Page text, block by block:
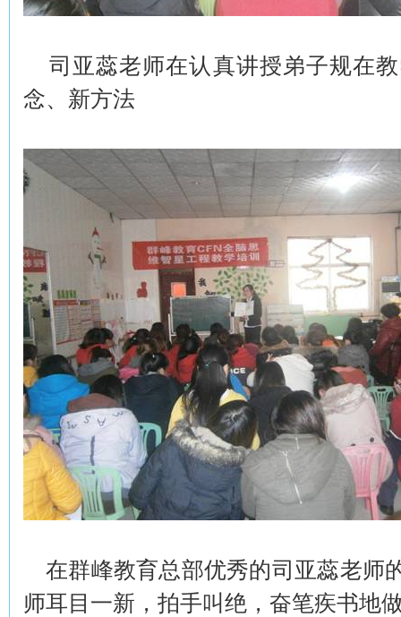
司亚蕊老师在认真讲授弟子规在
念、新方法
在群峰教育总部优秀的司亚蕊老师
师耳目一新，拍手叫绝，奋笔疾书地